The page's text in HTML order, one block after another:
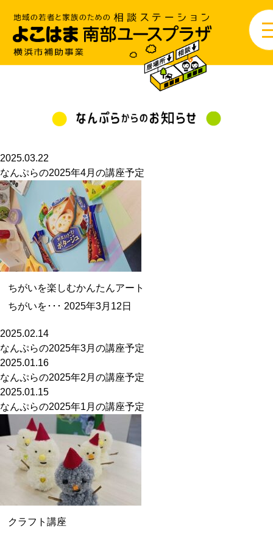
2025.03.22
なんぷらの2025年4月の講座予定
ちがいを楽しむかんたんアート
ちがいを･･･ 2025年3月12日
2025.02.14
なんぷらの2025年3月の講座予定
2025.01.16
なんぷらの2025年2月の講座予定
2025.01.15
なんぷらの2025年1月の講座予定
クラフト講座